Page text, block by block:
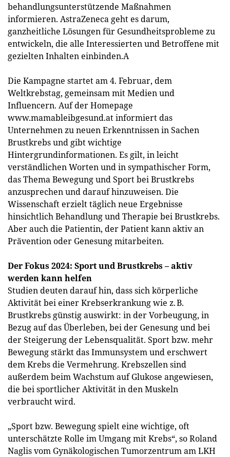
behandlungsunterstützende Maßnahmen
informieren. AstraZeneca geht es darum,
ganzheitliche Lösungen für Gesundheitsprobleme zu
entwickeln, die alle Interessierten und Betroffene mit
gezielten Inhalten einbinden.A
Die Kampagne startet am 4. Februar, dem
Weltkrebstag, gemeinsam mit Medien und
Influencern. Auf der Homepage
www.mamableibgesund.at informiert das
Unternehmen zu neuen Erkenntnissen in Sachen
Brustkrebs und gibt wichtige
Hintergrundinformationen. Es gilt, in leicht
verständlichen Worten und in sympathischer Form,
das Thema Bewegung und Sport bei Brustkrebs
anzusprechen und darauf hinzuweisen. Die
Wissenschaft erzielt täglich neue Ergebnisse
hinsichtlich Behandlung und Therapie bei Brustkrebs.
Aber auch die Patientin, der Patient kann aktiv an
Prävention oder Genesung mitarbeiten.
Der Fokus 2024: Sport und Brustkrebs – aktiv
werden kann helfen
Studien deuten darauf hin, dass sich körperliche
Aktivität bei einer Krebserkrankung wie z. B.
Brustkrebs günstig auswirkt: in der Vorbeugung, in
Bezug auf das Überleben, bei der Genesung und bei
der Steigerung der Lebensqualität. Sport bzw. mehr
Bewegung stärkt das Immunsystem und erschwert
dem Krebs die Vermehrung. Krebszellen sind
außerdem beim Wachstum auf Glukose angewiesen,
die bei sportlicher Aktivität in den Muskeln
verbraucht wird.
„Sport bzw. Bewegung spielt eine wichtige, oft
unterschätzte Rolle im Umgang mit Krebs“, so Roland
Naglis vom Gynäkologischen Tumorzentrum am LKH